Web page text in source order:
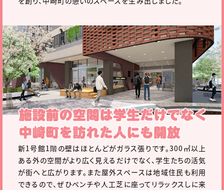
新1号館1階の壁はほとんどがガラス張りです。300㎡以上
ある外の空間がより広く見えるだけでなく、学生たちの活気
が街へと広がります。また屋外スペースは地域住民も利用
できるので、ぜひベンチや人工芝に座ってリラックスしに来